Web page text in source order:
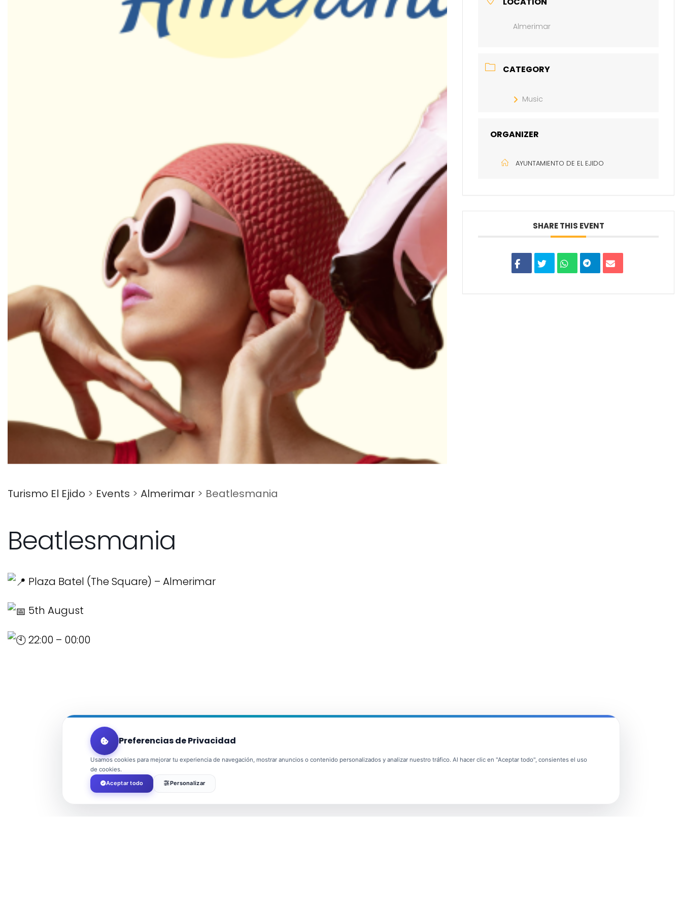
Turismo El Ejido > Events > Almerimar > Beatlesmania
Beatlesmania
Plaza Batel (The Square) – Almerimar
5th August
22:00 – 00:00
Almerimar
CATEGORY
Music
ORGANIZER
AYUNTAMIENTO DE EL EJIDO
SHARE THIS EVENT
Preferencias de Privacidad
Usamos cookies para mejorar tu experiencia de navegación, mostrar anuncios o contenido personalizados y analizar nuestro tráfico. Al hacer clic en "Aceptar todo", consientes el uso
de cookies.
Aceptar todo
Personalizar